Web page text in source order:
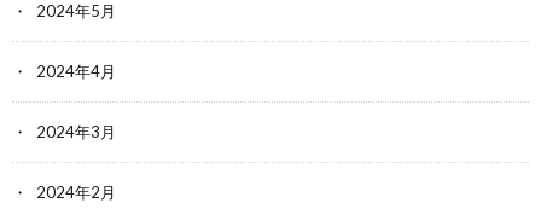
2024年5月
2024年4月
2024年3月
2024年2月